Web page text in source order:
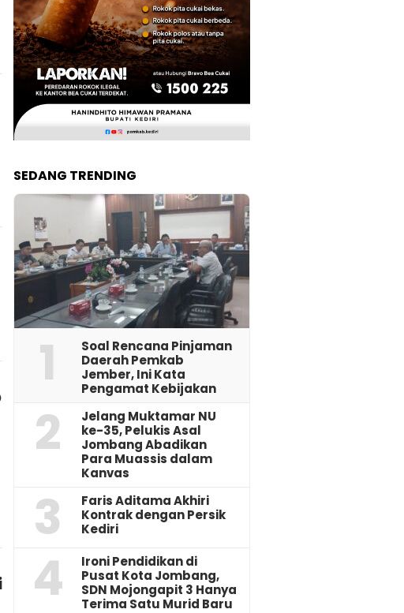
SEDANG TRENDING
1
‎Soal Rencana Pinjaman
Daerah Pemkab
Jember, Ini Kata
Pengamat Kebijakan ‎
2
Jelang Muktamar NU
ke-35, Pelukis Asal
Jombang Abadikan
Para Muassis dalam
Kanvas
3
Faris Aditama Akhiri
Kontrak dengan Persik
Kediri
4
Ironi Pendidikan di
Pusat Kota Jombang,
SDN Mojongapit 3 Hanya
Terima Satu Murid Baru